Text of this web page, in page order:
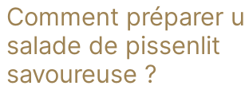
Comment préparer
salade de pissenlit
savoureuse ?